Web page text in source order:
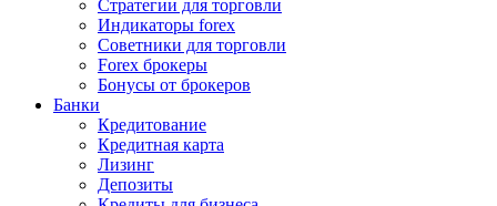
Стратегии для торговли
Индикаторы forex
Советники для торговли
Forex брокеры
Бонусы от брокеров
Банки
Кредитование
Кредитная карта
Лизинг
Депозиты